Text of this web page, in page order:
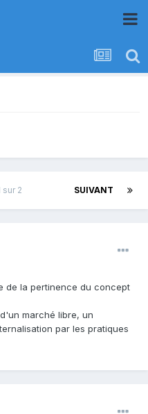
SUIVANT
sur 2
de la pertinence du concept
marché libre, un
par les pratiques